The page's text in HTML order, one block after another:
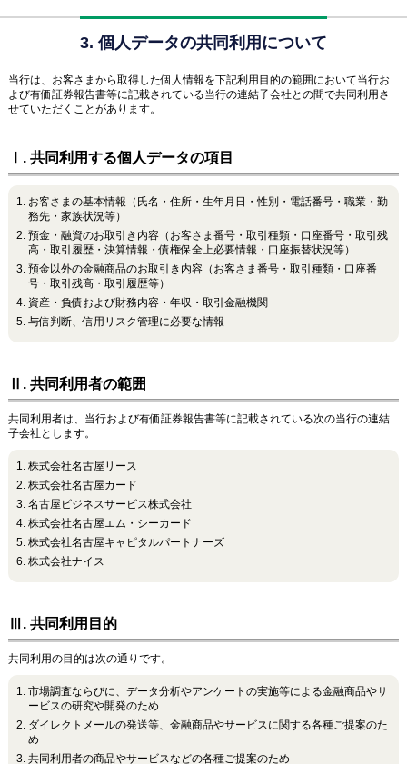
3. 個人データの共同利用について
当行は、お客さまから取得した個人情報を下記利用目的の範囲において当行お
よび有価証券報告書等に記載されている当行の連結子会社との間で共同利用さ
せていただくことがあります。
Ⅰ. 共同利用する個人データの項目
お客さまの基本情報（氏名・住所・生年月日・性別・電話番号・職業・勤
務先・家族状況等）
預金・融資のお取引き内容（お客さま番号・取引種類・口座番号・取引残
高・取引履歴・決算情報・債権保全上必要情報・口座振替状況等）
預金以外の金融商品のお取引き内容（お客さま番号・取引種類・口座番
号・取引残高・取引履歴等）
資産・負債および財務内容・年収・取引金融機関
与信判断、信用リスク管理に必要な情報
Ⅱ. 共同利用者の範囲
共同利用者は、当行および有価証券報告書等に記載されている次の当行の連結
子会社とします。
株式会社名古屋リース
株式会社名古屋カード
名古屋ビジネスサービス株式会社
株式会社名古屋エム・シーカード
株式会社名古屋キャピタルパートナーズ
株式会社ナイス
Ⅲ. 共同利用目的
共同利用の目的は次の通りです。
市場調査ならびに、データ分析やアンケートの実施等による金融商品やサ
ービスの研究や開発のため
ダイレクトメールの発送等、金融商品やサービスに関する各種ご提案のた
め
共同利用者の商品やサービスなどの各種ご提案のため